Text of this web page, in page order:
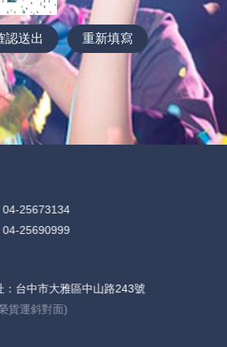
04-25673134
25690999
台中市大雅區中山路243號
貨運斜對面)